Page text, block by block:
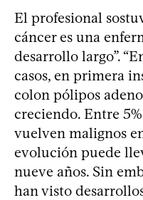
El profesional
cáncer es una
desarrollo largo”.
casos, en primera
colon pólipos
creciendo. Entre
vuelven malignos
evolución puede
nueve años. Sin
han visto